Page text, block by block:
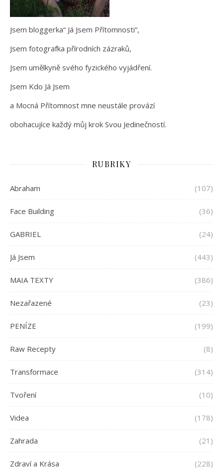
Jsem bloggerka“ Já Jsem Přítomnosti“,
Jsem fotografka přírodních zázraků,
Jsem umělkyně svého fyzického vyjádření.
Jsem Kdo Já Jsem
a Mocná Přítomnost mne neustále provází
obohacujíce každý můj krok Svou Jedinečností.
RUBRIKY
Abraham (107)
Face Building (36)
GABRIEL (24)
Já Jsem (443)
MAIA TEXTY (386)
Nezařazené (23)
PENÍZE (199)
Raw Recepty (8)
Transformace (314)
Tvoření (10)
Videa (178)
Zahrada (21)
Zdraví a Krása (228)